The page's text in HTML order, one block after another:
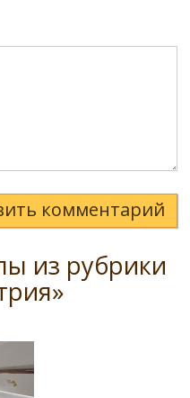
комментарий
из рубрики